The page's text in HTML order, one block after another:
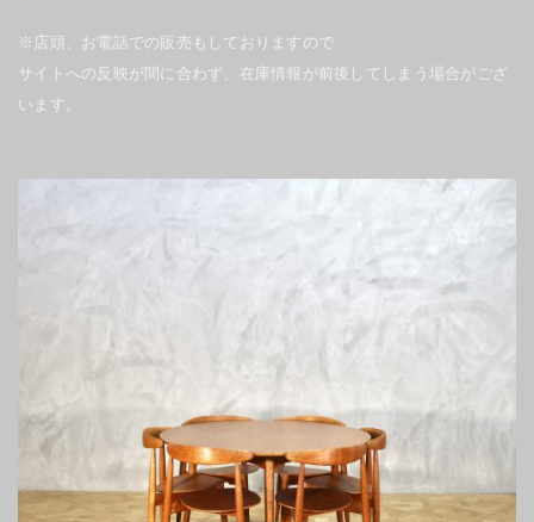
※店頭、お電話での販売もしておりますので
サイトへの反映が間に合わず、在庫情報が前後してしまう場合がござ
います。